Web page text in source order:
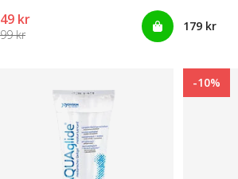
49 kr
99 kr
179 kr
-10%